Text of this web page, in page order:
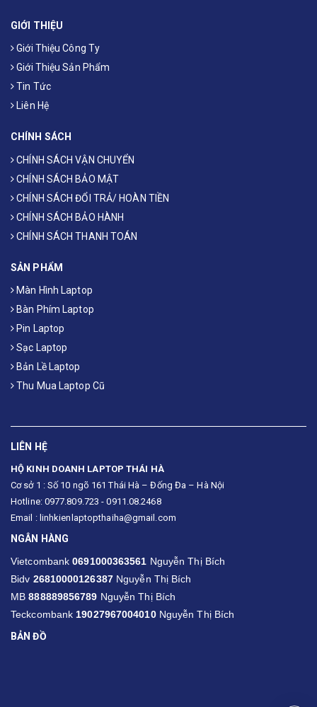
GIỚI THIỆU
Giới Thiệu Công Ty
Giới Thiệu Sản Phẩm
Tin Tức
Liên Hệ
CHÍNH SÁCH
CHÍNH SÁCH VẬN CHUYỂN
CHÍNH SÁCH BẢO MẬT
CHÍNH SÁCH ĐỔI TRẢ/ HOÀN TIỀN
CHÍNH SÁCH BẢO HÀNH
CHÍNH SÁCH THANH TOÁN
SẢN PHẨM
Màn Hình Laptop
Bàn Phím Laptop
Pin Laptop
Sạc Laptop
Bản Lề Laptop
Thu Mua Laptop Cũ
LIÊN HỆ
HỘ KINH DOANH LAPTOP THÁI HÀ
Cơ sở 1 : Số 10 ngõ 161 Thái Hà – Đống Đa – Hà Nội
Hotline: 0977.809.723 - 0911.08.2468
Email : linhkienlaptopthaiha@gmail.com
NGÂN HÀNG
Vietcombank0691000363561 Nguyễn Thị Bích
Bidv 26810000126387Nguyễn Thị Bích
MB888889856789 Nguyễn Thị Bích
Teckcombank 19027967004010Nguyễn Thị Bích
BẢN ĐỒ